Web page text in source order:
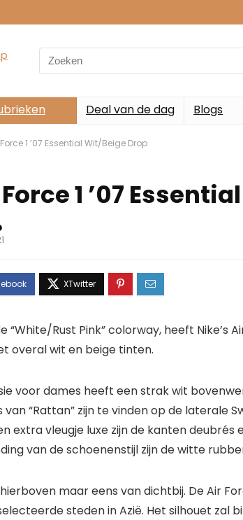
Search
for:
Deal van de dag Blogs
1 ’07 Essential Wit/Beige Drop
1 ’07
“White/Rust Pink” colorway, heeft Nike’s
overal wit en beige tinten.
voor dames heeft een strak wit
“Rattan” zijn te vinden op de laterale
extra vleugje luxe zijn de kanten deubrés
van de schoenenstijl zijn de witte
maar eens van dichtbij. De Air
steden in Azië. Het silhouet zal